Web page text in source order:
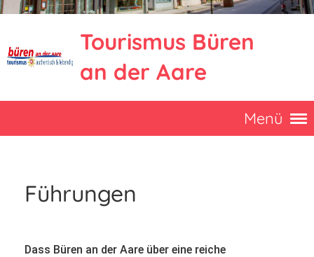
Tourismus Büren
an der Aare
Menü
Führungen
Dass Büren an der Aare über eine reiche